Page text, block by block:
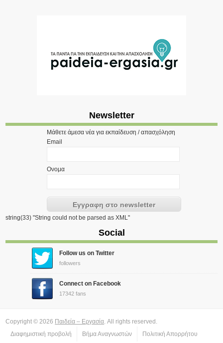
Newsletter
Μάθετε άμεσα νέα για εκπαίδευση / απασχόληση
Email
Ονομα
string(33) "String could not be parsed as XML"
Social
Follow us on Twitter
followers
Connect on Facebook
17342 fans
Copyright © 2026 Παιδεία – Εργασία . All rights reserved.
Διαφημιστική προβολή
Βήμα Αναγνωστών Πολιτική Απορρήτου